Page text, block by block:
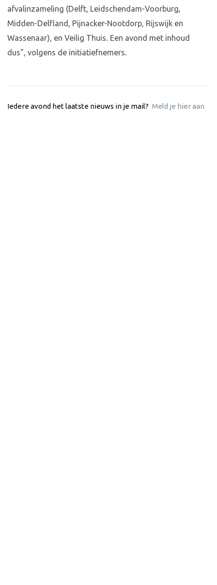
afvalinzameling (Delft, Leidschendam-Voorburg,
Midden-Delfland, Pijnacker-Nootdorp, Rijswijk en
Wassenaar), en Veilig Thuis. Een avond met inhoud
dus", volgens de initiatiefnemers.
Iedere avond het laatste nieuws in je mail? Meld je hier aan